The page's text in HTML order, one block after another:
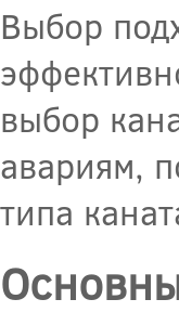
Выбор
выбор
авариям,
типа